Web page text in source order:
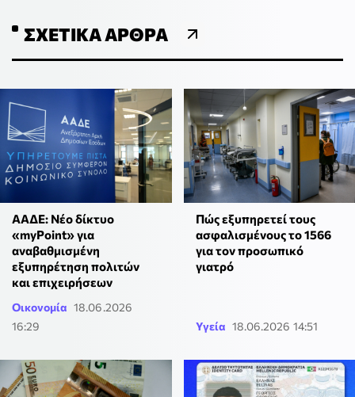
ΣΧΕΤΙΚΆ ΆΡΘΡΑ
ΑΑΔΕ: Νέο δίκτυο
«myPoint» για
αναβαθμισμένη
εξυπηρέτηση πολιτών
και επιχειρήσεων
Οικονομία 18.06.2026
16:29
Πώς εξυπηρετεί τους
ασφαλισμένους το 1566
για τον προσωπικό
γιατρό
Υγεία 18.06.2026 14:51